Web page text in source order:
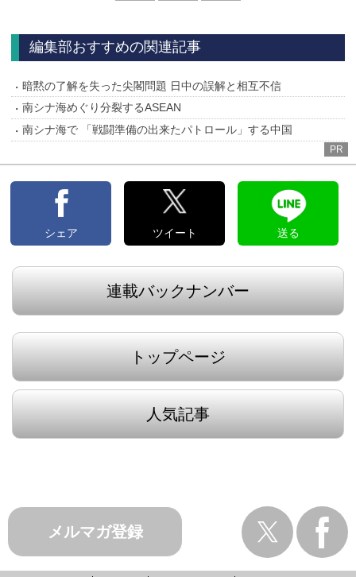
編集部おすすめの関連記事
暗黙の了解を失った尖閣問題 日中の誤解と相互不信
南シナ海めぐり分裂するASEAN
南シナ海で 「戦闘準備の出来たパトロール」する中国
PR
シェア ツイート 送る
連載バックナンバー
トップページ
人気記事
メルマガ登録